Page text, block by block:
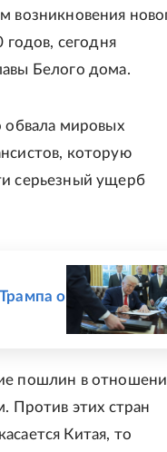
возникновения
сегодня
Белого дома.
обвала мировых
которую
серьезный ущерб
о
пошлин в
Против этих стран
Китая, то